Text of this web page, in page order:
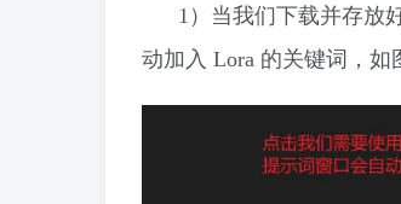
1）当我们下载并存放
动加入 Lora 的关键词，如